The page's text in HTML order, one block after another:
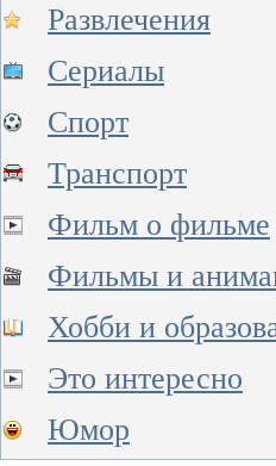
Развлечения
Сериалы
Спорт
Транспорт
Фильм о фильме
Фильмы и
Хобби и
Это интересно
Юмор